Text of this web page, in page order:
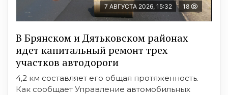
7 АВГУСТА 2026, 15:32 18
В Брянском и Дятьковском районах
идет капитальный ремонт трех
участков автодороги
4,2 км составляет его общая протяженность.
Как сообщает Управление автомобильных